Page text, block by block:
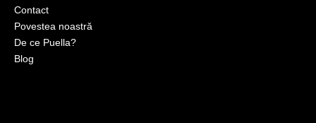
Contact
Povestea noastră
De ce Puella?
Blog